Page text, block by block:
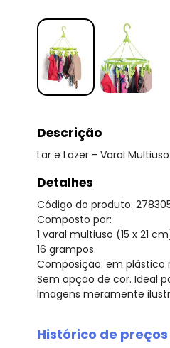
Descrição
Lar e Lazer - Varal
Detalhes
Código do produto:
Composto por:
1 varal multiuso (15 x 21
16 grampos.
Composição: em plástico
Sem opção de cor. Ideal
Imagens meramente
Histórico de preços